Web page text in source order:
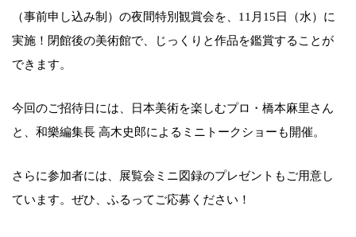
（事前申し込み制）の夜間特別観賞会を、11月15日（水）に
実施！閉館後の美術館で、じっくりと作品を鑑賞することが
できます。
今回のご招待日には、日本美術を楽しむプロ・橋本麻里さん
と、和樂編集長 高木史郎によるミニトークショーも開催。
さらに参加者には、展覧会ミニ図録のプレゼントもご用意し
ています。ぜひ、ふるってご応募ください！